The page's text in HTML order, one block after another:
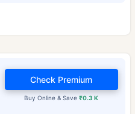
Buy Online & Save₹0.3 K
Check Premium